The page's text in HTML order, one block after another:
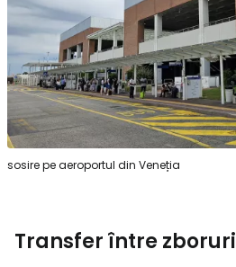
sosire pe aeroportul din Veneția
Transfer între zboruri